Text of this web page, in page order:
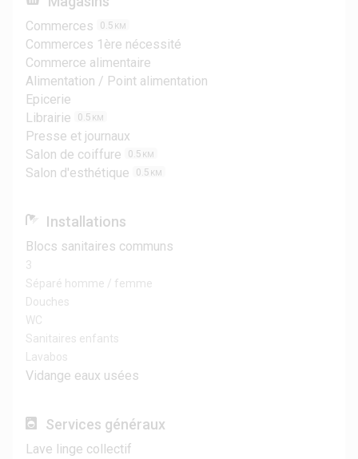
Commerces 0.5 KM
Commerces 1ère nécessité
Commerce alimentaire
Alimentation / Point alimentation
Epicerie
Librairie
0.5 KM
Presse et journaux
Salon de coiffure
0.5 KM
Salon d'esthétique 0.5 KM
Installations
Blocs sanitaires communs
3
Séparé homme / femme
Douches
WC
Sanitaires enfants
Lavabos
Vidange eaux usées
Services généraux
Lave linge collectif